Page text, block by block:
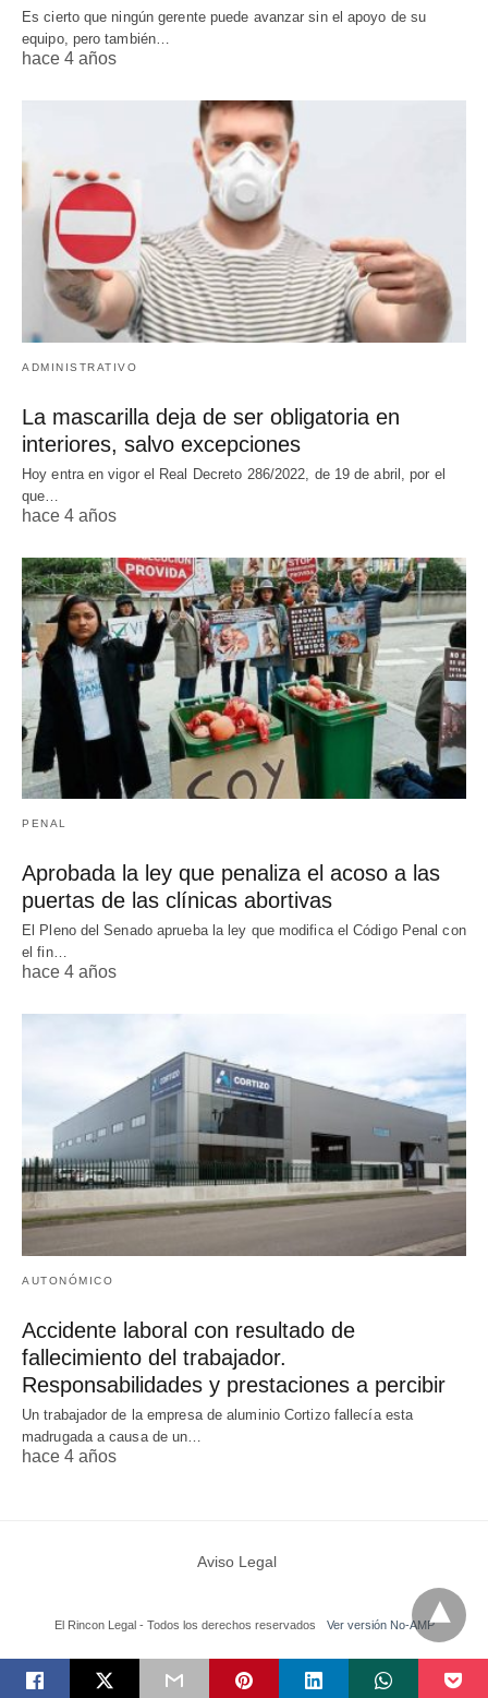
Es cierto que ningún gerente puede avanzar sin el apoyo de su
equipo, pero también…
hace 4 años
ADMINISTRATIVO
La mascarilla deja de ser obligatoria en
interiores, salvo excepciones
Hoy entra en vigor el Real Decreto 286/2022, de 19 de abril, por el
que…
hace 4 años
PENAL
Aprobada la ley que penaliza el acoso a las
puertas de las clínicas abortivas
El Pleno del Senado aprueba la ley que modifica el Código Penal con
el fin…
hace 4 años
AUTONÓMICO
Accidente laboral con resultado de
fallecimiento del trabajador.
Responsabilidades y prestaciones a percibir
Un trabajador de la empresa de aluminio Cortizo fallecía esta
madrugada a causa de un…
hace 4 años
Aviso Legal
El Rincon Legal - Todos los derechos reservados Ver versión No-AMP